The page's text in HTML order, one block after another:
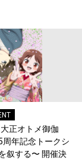
正オトメ御伽
周年記念トークシ
叙する〜 開催決